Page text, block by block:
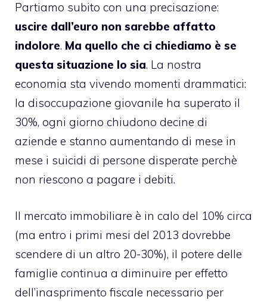
Partiamo subito con una precisazione:
uscire dall’euro non sarebbe affatto
indolore. Ma quello che ci chiediamo è se
questa situazione lo sia. La nostra
economia sta vivendo momenti drammatici:
la disoccupazione giovanile ha superato il
30%, ogni giorno chiudono decine di
aziende e stanno aumentando di mese in
mese i suicidi di persone disperate perchè
non riescono a pagare i debiti.
Il mercato immobiliare è in calo del 10% circa
(ma entro i primi mesi del 2013 dovrebbe
scendere di un altro 20-30%), il potere delle
famiglie continua a diminuire per effetto
dell’inasprimento fiscale necessario per